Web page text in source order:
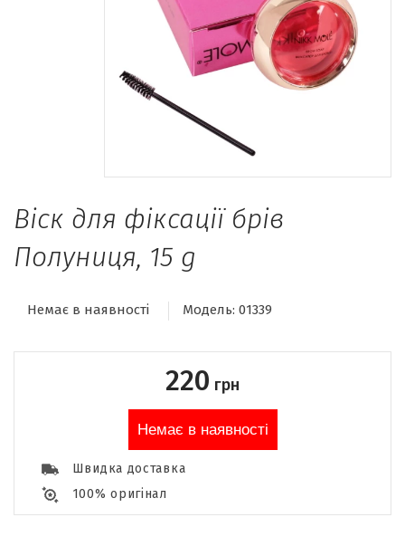
Віск для фіксації брів
Полуниця, 15 g
Немає в наявності Модель: 01339
220 грн
Немає в наявності
Швидка доставка
100% оригінал